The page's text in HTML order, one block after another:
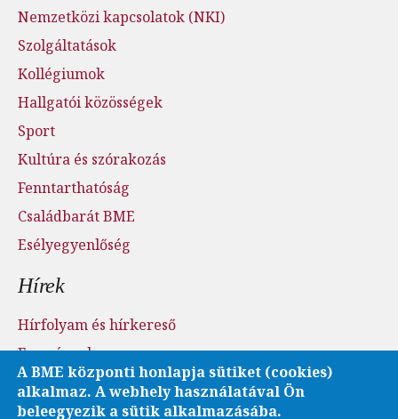
Nemzetközi kapcsolatok (NKI)
Szolgáltatások
Kollégiumok
Hallgatói közösségek
Sport
Kultúra és szórakozás
Fenntarthatóság
Családbarát BME
Esélyegyenlőség
Hírek
Hírfolyam és hírkereső
Események
Sajtószoba - sajtófigyelés
Karrier és pályázatok
A BME központi honlapja sütiket (cookies)
alkalmaz. A webhely használatával Ön
beleegyezik a sütik alkalmazásába.